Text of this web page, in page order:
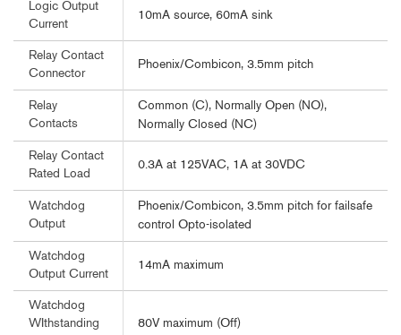
Logic Output
Current
10mA source, 60mA sink
Relay Contact
Connector
Phoenix/Combicon, 3.5mm pitch
Relay
Contacts
Common (C), Normally Open (NO),
Normally Closed (NC)
Relay Contact
Rated Load
0.3A at 125VAC, 1A at 30VDC
Watchdog
Output
Phoenix/Combicon, 3.5mm pitch for failsafe
control Opto-isolated
Watchdog
Output Current
14mA maximum
Watchdog
WIthstanding
80V maximum (Off)